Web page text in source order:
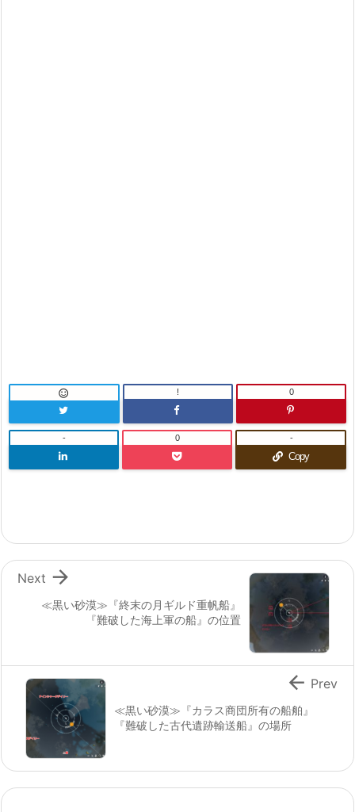
 ! 0
- 0
Copy
-
≪黒い砂漠≫『終末の月ギルド重帆船』
『難破した海上軍の船』の位置

Next
≪黒い砂漠≫『カラス商団所有の船舶』
『難破した古代遺跡輸送船』の場所
 Prev